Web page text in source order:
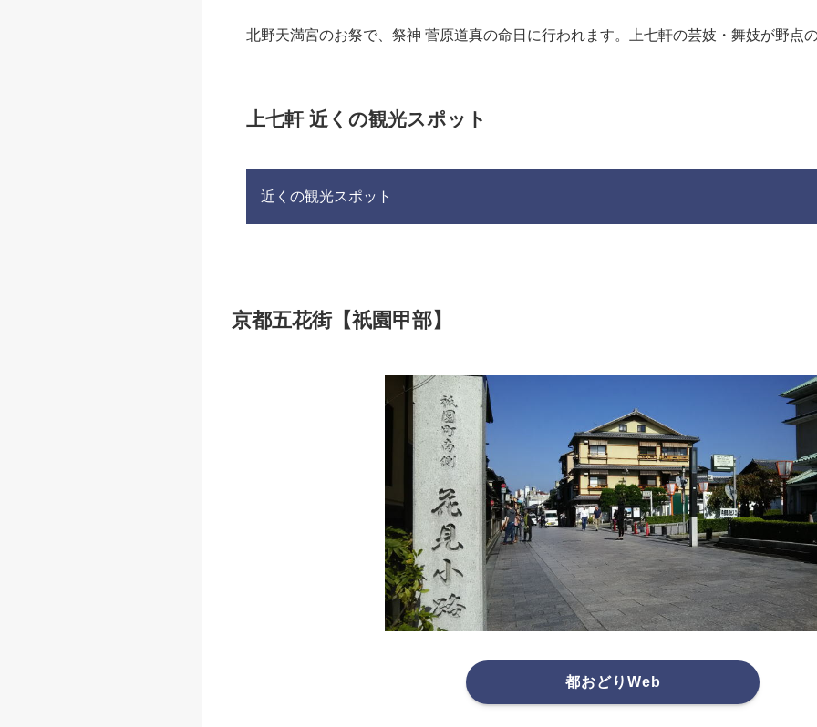
北野天満宮のお祭で、祭神 菅原道真の命日に行われます。上七軒の芸妓・舞妓が野点
上七軒 近くの観光スポット
近くの観光スポット
京都五花街【祇園甲部】
都おどりWeb